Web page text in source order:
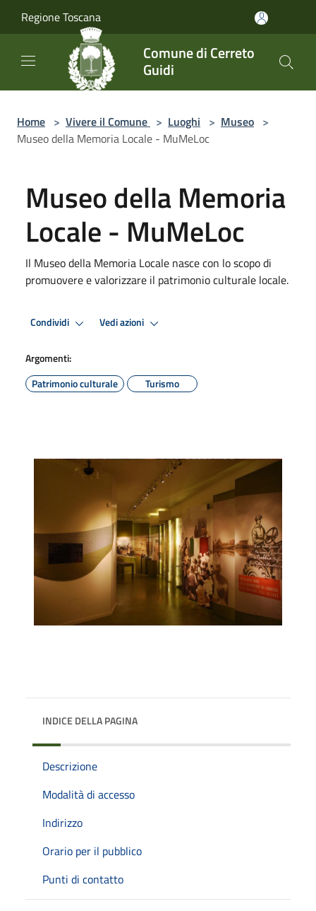
Regione Toscana
Comune di Cerreto
Guidi
Home > Vivere il Comune > Luoghi > Museo >
Museo della Memoria Locale - MuMeLoc
Museo della Memoria
Locale - MuMeLoc
Il Museo della Memoria Locale nasce con lo scopo di
promuovere e valorizzare il patrimonio culturale locale.
Condividi Vedi azioni
Argomenti:
Patrimonio culturale
Turismo
INDICE DELLA PAGINA
Descrizione
Modalità di accesso
Indirizzo
Orario per il pubblico
Punti di contatto